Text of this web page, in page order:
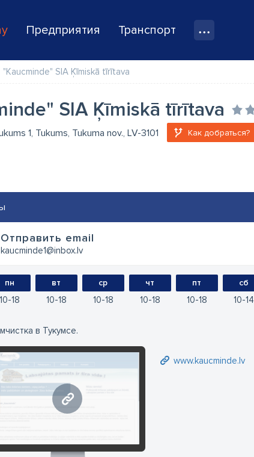
Предприятия Транспорт
"Kaucminde" SIA Ķīmiskā tīrītava
SIA Ķīmiskā tīrītava
1, Tukums, Tukuma nov., LV-3101 Как добраться?
Oтправить email
kaucminde1@inbox.lv
пн
18
вт
10 18
ср
10 18
чт
10 18
пт
10 18
сб
10 14
в Тукумсе.
www.kaucminde.lv
www.kaucminde.lv